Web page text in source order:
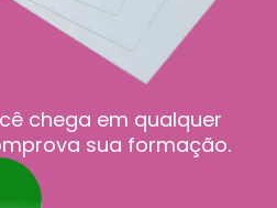
chega em qualquer
sua formação.